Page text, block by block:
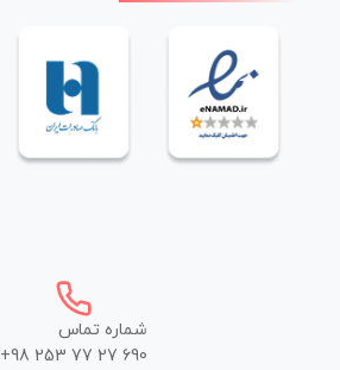
شماره تماس
+98 253 77 27 690